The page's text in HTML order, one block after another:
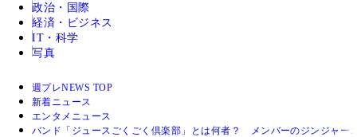
政治・国際
経済・ビジネス
IT・科学
写真
週プレNEWS TOP
新着ニュース
エンタメニュース
バンド「ジュースごくごく倶楽部」とは何者？ メンバーのジンジャー